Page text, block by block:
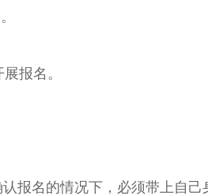
报名。
名的情况下，必须带上自己